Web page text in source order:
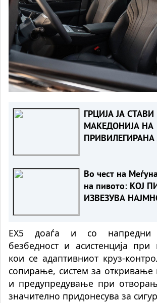
ГРЦИЈА ЈА СТАВИ
МАКЕДОНИЈА НА
ПРИВИЛЕГИРАНА
Во чест на
на пивото: КОЈ
ИЗВЕЗУВА
EX5 доаѓа и со напредни
безбедност и асистенција
кои се адаптивниот круз-
сопирање, систем за откривање
и предупредување при
значително придонесува за